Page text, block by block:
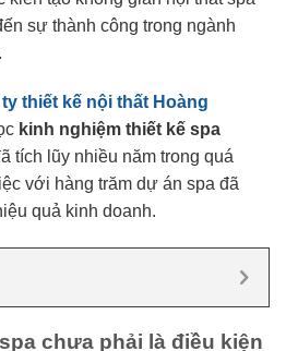
sự thành công trong ngành
thiết kế nội thất Hoàng
kinh nghiệm thiết kế spa
tích lũy nhiều năm trong quá
với hàng trăm dự án spa đã
quả kinh doanh.
chưa phải là điều kiện